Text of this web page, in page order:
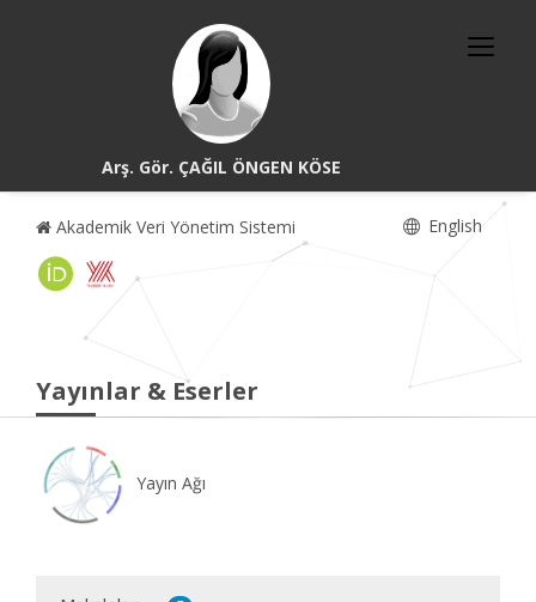
Arş. Gör. ÇAĞIL ÖNGEN KÖSE
Akademik Veri Yönetim Sistemi English
Yayınlar & Eserler
Yayın Ağı